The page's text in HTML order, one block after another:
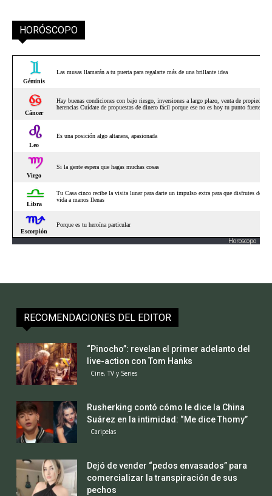
HORÓSCOPO
Horoscopo
RECOMENDACIONES DEL EDITOR
“Pinocho”: revelan el primer adelanto del
live-action con Tom Hanks
Cine, TV y Series
Rusherking contó cómo le dice la China
Suárez en la intimidad: “Me dice Thomy”
Caripelas
Dejó de vender “pedos envasados” para
comercializar la transpiración de sus
pechos